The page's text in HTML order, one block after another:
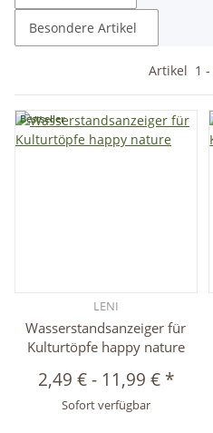
Besondere Artikel
Artikel 1 -
Bestseller
LENI
Wasserstandsanzeiger für
Kulturtöpfe happy nature
2,49 €- 11,99 € *
Sofort verfügbar